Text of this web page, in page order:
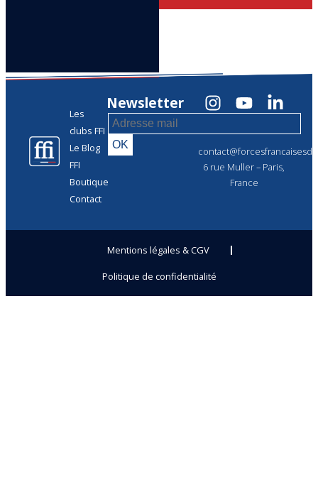
Les
clubs FFI
Le Blog
FFI
Boutique
Contact
6 rue Muller – Paris,
France
Newsletter
Mentions légales & CGV
Politique de confidentialité